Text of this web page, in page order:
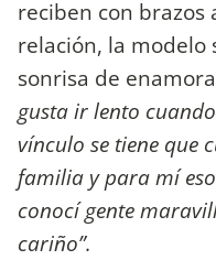
reciben con brazos
relación, la modelo
sonrisa de
gusta ir lento
vínculo se tiene que
familia y para mí
conocí gente
cariño”.